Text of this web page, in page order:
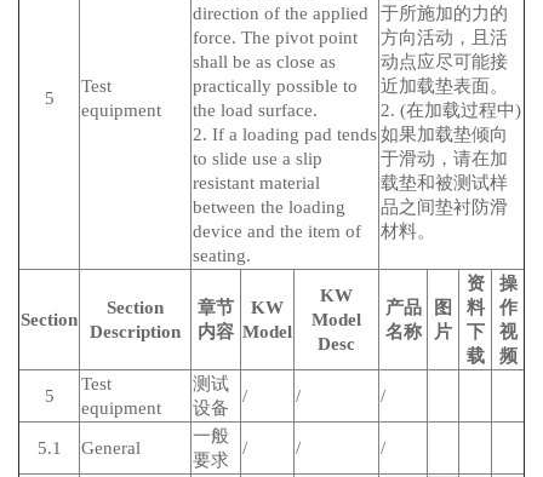
5
Test
equipment
direction of the applied
force. The pivot point
shall be as close as
practically possible to
the load surface.
2. If a loading pad tends
to slide use a slip
resistant material
between the loading
device and the item of
seating.
于所施加的力的
方向活动，且活
动点应尽可能接
近加载垫表面。
2. (在加载过程中)
如果加载垫倾向
于滑动，请在加
载垫和被测试样
品之间垫衬防滑
材料。
Section
Section
Description
章节
内容
KW
Model
KW
Model
Desc
产品
名称
图
片
资
料
下
载
操
作
视
频
5
Test
equipment
测试
设备
/ / /
5.1 General
一般
要求
/ / /